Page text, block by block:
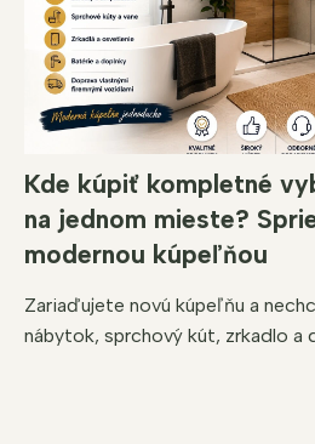
Kde kúpiť kompletné
na jednom mieste?
modernou kúpeľňou
Zariaďujete novú kúpeľňu a
nábytok, sprchový kút, zrkadlo a